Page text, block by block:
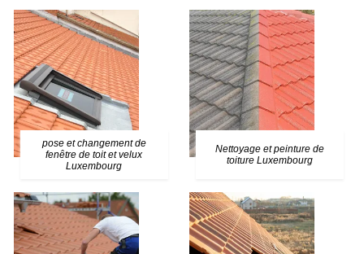
pose et changement de
fenêtre de toit et velux
Luxembourg
Nettoyage et peinture de
toiture Luxembourg